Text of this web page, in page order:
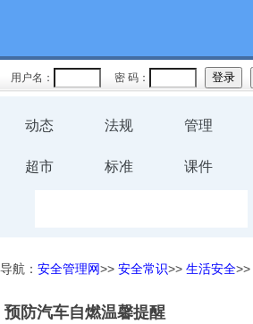
用户名： 密 码：
动态 法规 管理
超市 标准 课件
导航： 安全管理网>> 安全常识>> 生活安全>>
预防汽车自燃温馨提醒